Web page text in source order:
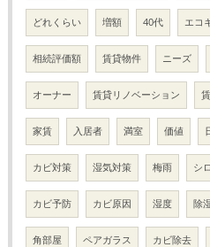
どれくらい 増額 40代 エコ
相続評価額 賃貸物件 ニーズ
オーナー 賃貸リノベーション
家賃 入居者 満室 価値
カビ対策 湿気対策 梅雨 シ
カビ予防 カビ原因 湿度 除
角部屋 ペアガラス カビ除去